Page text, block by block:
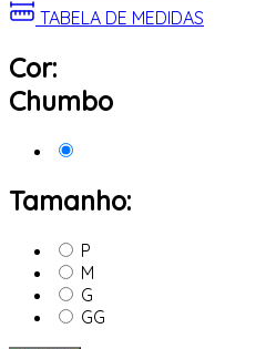
TABELA DE MEDIDAS
Cor:
Chumbo
Tamanho:
P
M
G
GG